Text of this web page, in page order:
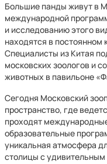
Большие панды живут в
международной
и исследованию этого
находятся в постоянном
Специалисты из Китая
московских зоологов и
животных в павильоне
Сегодня Московский
пространство, где
проходят
образовательные
уникальная атмосфера
столицы с